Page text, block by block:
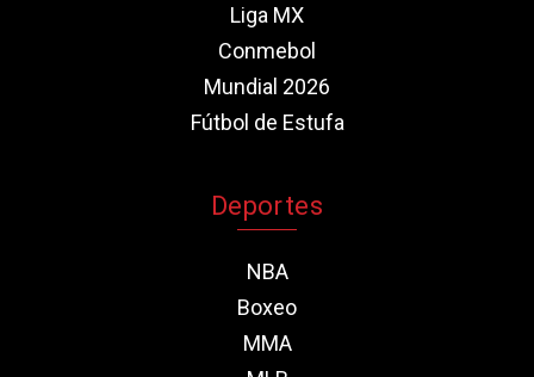
Liga MX
Conmebol
Mundial 2026
Fútbol de Estufa
Deportes
NBA
Boxeo
MMA